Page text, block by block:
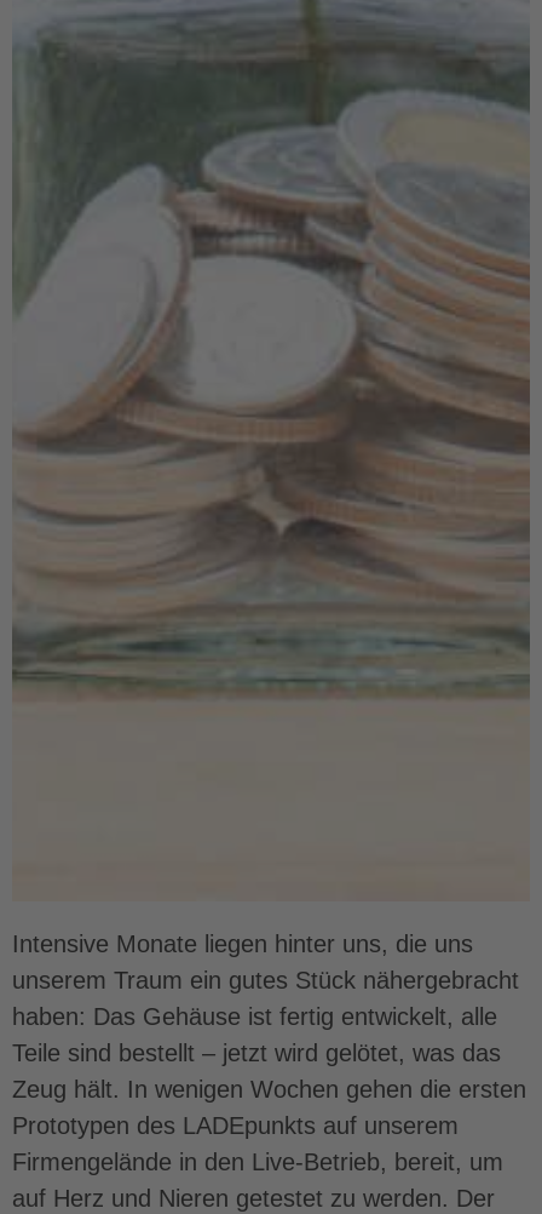
Intensive Monate liegen hinter uns, die uns
unserem Traum ein gutes Stück nähergebracht
haben: Das Gehäuse ist fertig entwickelt, alle
Teile sind bestellt – jetzt wird gelötet, was das
Zeug hält. In wenigen Wochen gehen die ersten
Prototypen des LADEpunkts auf unserem
Firmengelände in den Live-Betrieb, bereit, um
auf Herz und Nieren getestet zu werden. Der